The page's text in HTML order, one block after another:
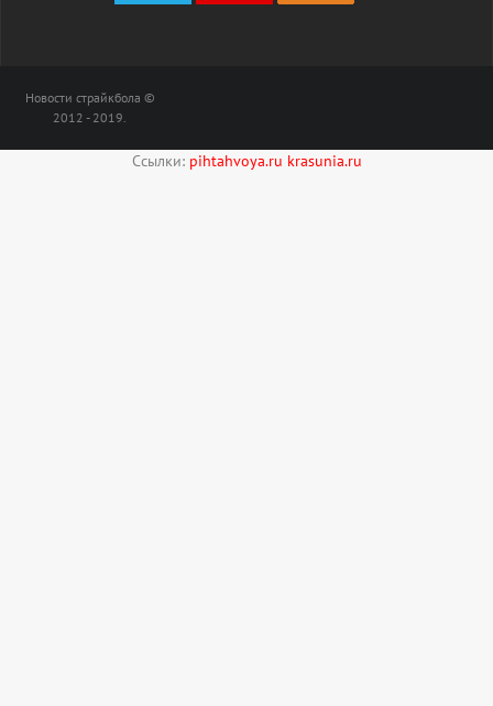
Новости страйкбола ©
2012 - 2019.
Ссылки: pihtahvoya.ru krasunia.ru